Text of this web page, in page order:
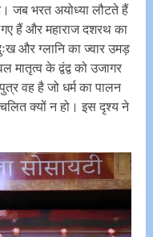
जब भरत अयोध्या लौटते हैं
गए हैं और महाराज दशरथ का
और ग्लानि का ज्वार उमड़
के द्वंद्व को उजागर
वह है जो धर्म का पालन
क्यों न हो। इस दृश्य ने